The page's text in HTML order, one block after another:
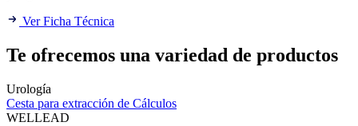
Ver Ficha Técnica
Te ofrecemos una variedad de productos
Urología
Cesta para extracción de Cálculos
WELLEAD